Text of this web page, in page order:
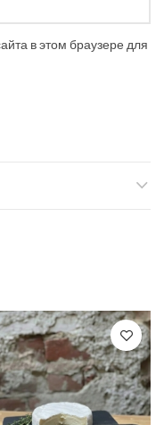
в этом браузере для